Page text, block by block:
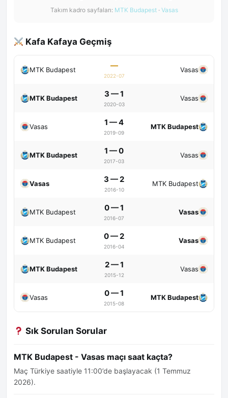
Takım kadro sayfaları: MTK Budapest· Vasas
Kafa Kafaya Geçmiş
MTK Budapest —
2022-07
Vasas
MTK Budapest 3 — 1
2020-03
Vasas
Vasas 1 — 4
2019-09
MTK Budapest
MTK Budapest 1 — 0
2017-03
Vasas
Vasas 3 — 2
2016-10
MTK Budapest
MTK Budapest 0 — 1
2016-07
Vasas
MTK Budapest 0 — 2
2016-04
Vasas
MTK Budapest 2 — 1
2015-12
Vasas
Vasas 0 — 1
2015-08
MTK Budapest
Sık Sorulan Sorular
MTK Budapest - Vasas maçı saat kaçta?
Maç Türkiye saatiyle 11:00’de başlayacak (1 Temmuz
2026).